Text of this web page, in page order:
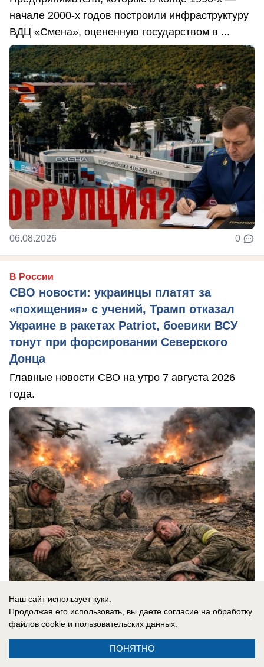
начале 2000-х годов построили инфраструктуру
ВДЦ «Смена», оцененную государством в ...
06.08.2026 0
В России
СВО новости: украинцы платят за
«похищения» с учений, Трамп отказал
Украине в ракетах Patriot, боевики ВСУ
тонут при форсировании Северского
Донца
Главные новости СВО на утро 7 августа 2026
года.
07.08.2026
Наш сайт использует куки.
Продолжая его использовать, вы даете согласие на обработку
файлов cookie и пользовательских данных.
ПОНЯТНО